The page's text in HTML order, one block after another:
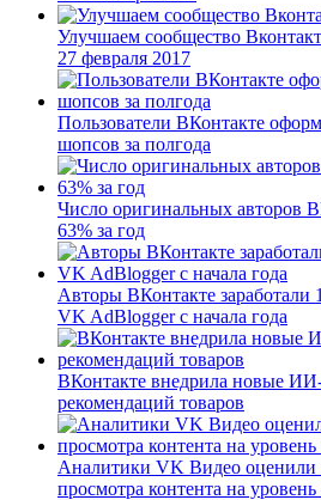
Улучшаем сообщество
27 февраля 2017
Пользователи ВКонтакте
шопсов за полгода
Число оригинальных авторов
63% за год
Авторы ВКонтакте заработали
VK AdBlogger с начала года
ВКонтакте внедрила новые
рекомендаций товаров
Аналитики VK Видео оценили
просмотра контента на уровень